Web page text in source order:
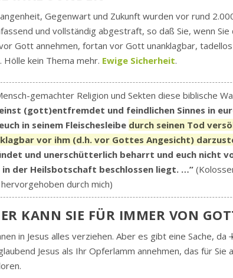
Gegenwart und Zukunft wurden vor rund
und vollständig abgestraft, so daß Sie, wenn
Gott annehmen, fortan vor Gott unanklagbar,
kein Thema mehr. Ewige Sicherheit.
gemachter Religion und Sekten diese biblische
einst (gott)entfremdet und feindlichen Sinnes in
in seinem Fleischesleibe durch seinen Tod
vor ihm (d.h. vor Gottes Angesicht)
und unerschütterlich beharrt und euch nicht
der Heilsbotschaft beschlossen liegt. …”
durch mich)
KANN SIE FÜR IMMER VON
in Jesus alles verziehen. Aber es gibt eine Sache, da
Jesus als Ihr Opferlamm annehmen, das für